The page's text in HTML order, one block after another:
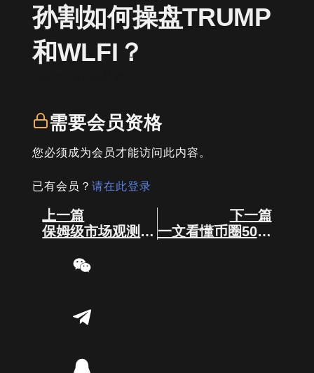
孙割如何操盘TRUMP
和WLFI？
需要会员资格
您必须成为会员才能访问此内容。
已有会员？ 请在此登录
Prev
上一篇
保姆级市场观测指南（二级市场篇）
下一篇
一文看懂币圈50个交易专业术语